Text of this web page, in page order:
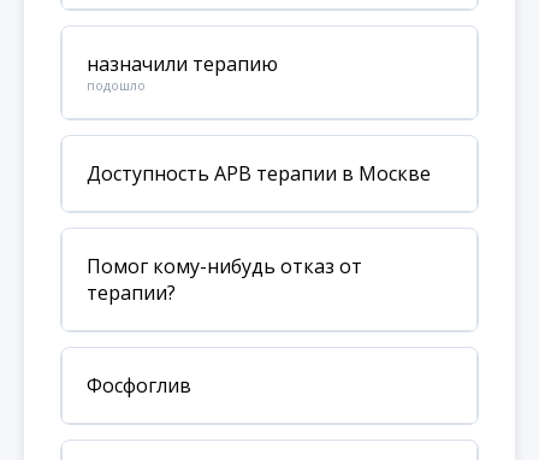
назначили терапию
подошло
Доступность АРВ терапии в Москве
Помог кому-нибудь отказ от
терапии?
Фосфоглив